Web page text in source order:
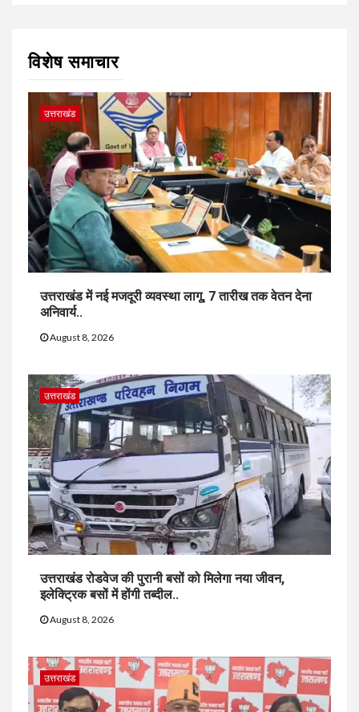
विशेष समाचार
उत्तराखंड
उत्तराखंड में नई मजदूरी व्यवस्था लागू, 7 तारीख तक वेतन देना
अनिवार्य..
August 8, 2026
उत्तराखंड
उत्तराखंड रोडवेज की पुरानी बसों को मिलेगा नया जीवन,
इलेक्ट्रिक बसों में होंगी तब्दील..
August 8, 2026
उत्तराखंड